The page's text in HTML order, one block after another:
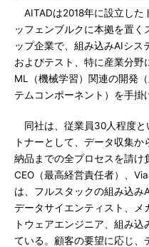
AITADは2018年に設立した
ッフェンブルクに本拠を置く
ップ企業で、組み込みAIシス
およびテスト、特に産業分野
ML（機械学習）関連の開発
テムコンポーネント）を手掛
同社は、従業員30人程度と
トナーとして、データ収集
納品までの全プロセスを請け
CEO（最高経営責任者）、
は、フルスタックの組み込み
データサイエンティスト、メ
トウェアエンジニア、組み
ている。顧客の要望に応じ、